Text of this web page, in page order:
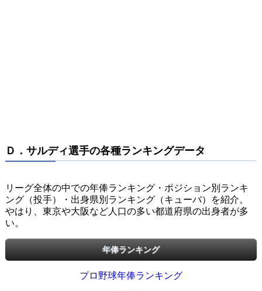
Ｄ．サルディ選手の各種ランキングデータ
リーグ全体の中での年俸ランキング・ポジション別ランキ
ング（投手）・出身県別ランキング（キューバ）を紹介。
やはり、東京や大阪など人口の多い都道府県の出身者が多
い。
年俸ランキング
プロ野球年俸ランキング